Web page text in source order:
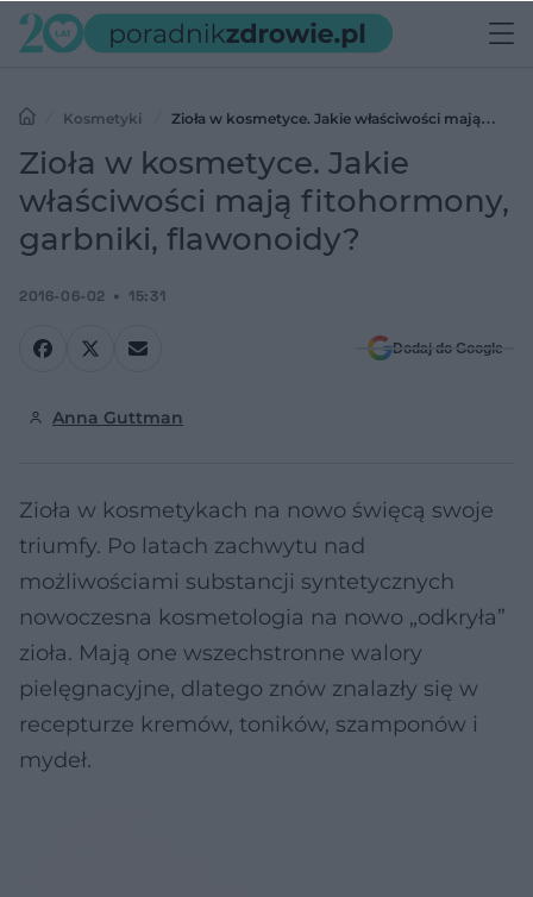
Kosmetyki
Zioła w kosmetyce. Jakie właściwości mają
fitohormony, garbniki, flawonoidy?
Zioła w kosmetyce. Jakie
właściwości mają fitohormony,
garbniki, flawonoidy?
2016-06-02 15:31
Dodaj do Google
Anna Guttman
Zioła w kosmetykach na nowo święcą swoje
triumfy. Po latach zachwytu nad
możliwościami substancji syntetycznych
nowoczesna kosmetologia na nowo „odkryła”
zioła. Mają one wszechstronne walory
pielęgnacyjne, dlatego znów znalazły się w
recepturze kremów, toników, szamponów i
mydeł.